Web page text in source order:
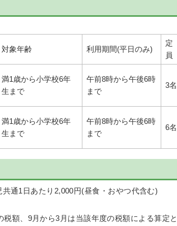
対象年齢 利用期間(平日のみ)
定
員
満1歳から小学校6年
生まで
午前8時から午後6時
まで
3名
満1歳から小学校6年
生まで
午前8時から午後6時
まで
6名
通1日あたり2,000円(昼食・おやつ代含む)
額、9月から3月は当該年度の税額による算定